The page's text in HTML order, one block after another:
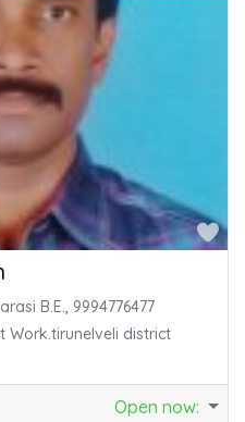
B.E., 9994776477
Work.tirunelveli district
Open now: